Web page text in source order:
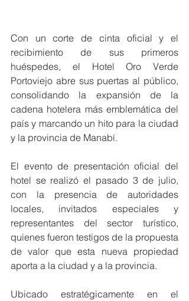
Con un corte de cinta oficial y el
recibimiento de sus primeros
huéspedes, el Hotel Oro Verde
Portoviejo abre sus puertas al público,
consolidando la expansión de la
cadena hotelera más emblemática del
país y marcando un hito para la ciudad
y la provincia de Manabí.
El evento de presentación oficial del
hotel se realizó el pasado 3 de julio,
con la presencia de autoridades
locales, invitados especiales y
representantes del sector turístico,
quienes fueron testigos de la propuesta
de valor que esta nueva propiedad
aporta a la ciudad y a la provincia.
Ubicado estratégicamente en el